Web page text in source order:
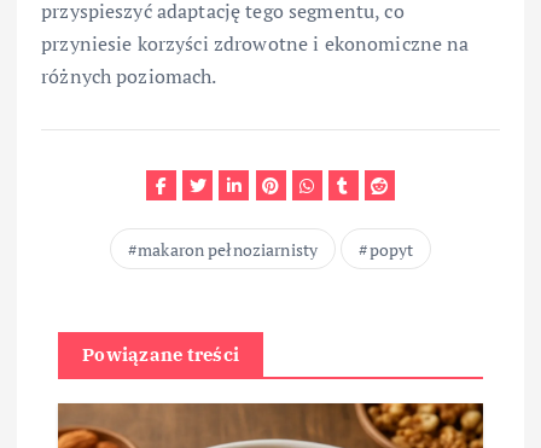
przyspieszyć adaptację tego segmentu, co
przyniesie korzyści zdrowotne i ekonomiczne na
różnych poziomach.
makaron pełnoziarnisty popyt
Powiązane treści